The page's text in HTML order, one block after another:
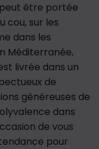
être portée
cou, sur les
dans les
Méditerranée,
livrée dans un
de
généreuses de
dans
de vous
pour